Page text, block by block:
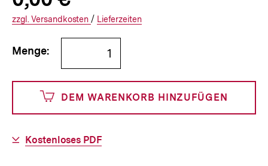
Informationen
€
und
0
Cents
Versandkosten
Interner
Informationen
den
zzgl. zuzüglichen
Versandkosten/ Interner
Informationen
Lieferzeiten
Bestellmenge
angeben
Menge:
DEM WARENKORB HINZUFÜGEN
Download-
Kostenloses PDF